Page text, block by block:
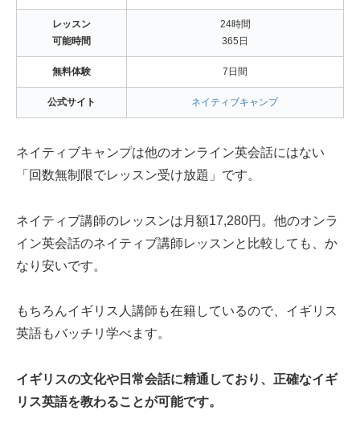
レッスン
可能時間
24時間
365日
無料体験 7日間
公式サイト ネイティブキャンプ
ネイティブキャンプは他のオンライン英会話にはない
「回数無制限でレッスン受け放題」です。
ネイティブ講師のレッスンは月額17,280円。他のオンラ
イン英会話のネイティブ講師レッスンと比較しても、か
なり安いです。
もちろんイギリス人講師も在籍しているので、イギリス
英語もバッチリ学べます。
イギリスの文化や日常会話に精通しており、正確なイギ
リス英語を教わることが可能です。